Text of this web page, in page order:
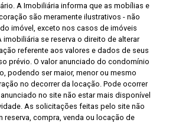
A Imobiliária informa que as mobílias e
são meramente ilustrativos - não
imóvel, exceto nos casos de imóveis
se reserva o direito de alterar
referente aos valores e dados de seus
prévio. O valor anunciado do condomínio
podendo ser maior, menor ou mesmo
no decorrer da locação. Pode ocorrer
no site não estar mais disponível
As solicitações feitas pelo site não
reserva, compra, venda ou locação de